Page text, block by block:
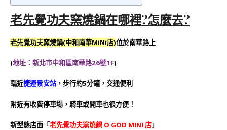
老先覺功夫窯燒鍋在哪裡?怎麼去?
老先覺功夫窯燒鍋(中和南華MiNi店)位於南華路上
(地址：新北市中和區南華路26號1F)
臨近捷運景安站，步行約5分鐘，交通便利
附近有收費停車場，騎車或開車也很方便！
新型態店面「老先覺功夫窯燒鍋 O GOD MINI 店」